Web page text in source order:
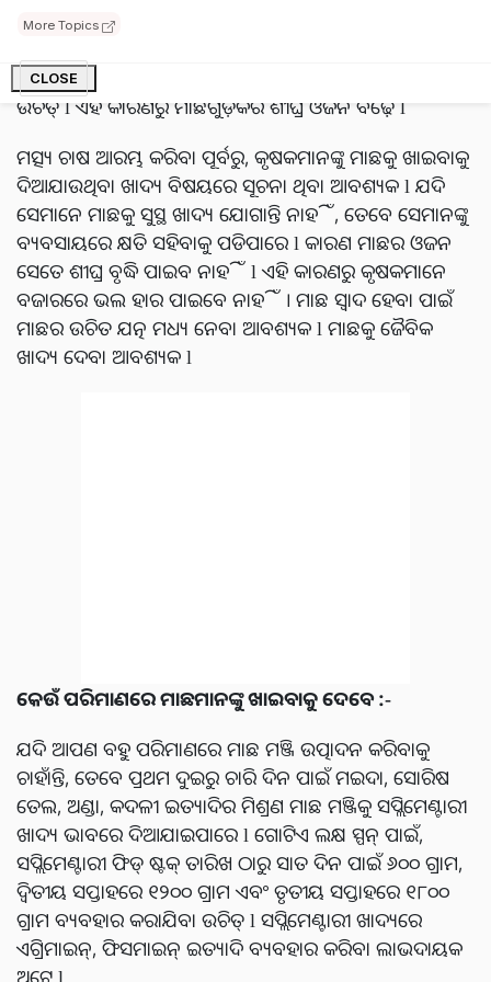
More Topics
CLOSE
ପ୍ରାକୃତିକ ଜଳର ମାଛ ଅପେକ୍ଷା କମ୍ ପୁଷ୍ଟିକର ଖାଦ୍ୟ ପାଇଥାଏ l
କୃଷକମାନେ ଗୃହପାଳିତ ପଶୁମାନଙ୍କୁ ସପ୍ଲିମେଣ୍ଟାରୀ ଖାଦ୍ୟ ଦେବା
ଉଚିତ୍ l ଏହି କାରଣରୁ ମାଛଗୁଡ଼ିକର ଶୀଘ୍ର ଓଜନ ବଢ଼େ l
ମତ୍ସ୍ୟ ଚାଷ ଆରମ୍ଭ କରିବା ପୂର୍ବରୁ, କୃଷକମାନଙ୍କୁ ମାଛକୁ ଖାଇବାକୁ
ଦିଆଯାଉଥିବା ଖାଦ୍ୟ ବିଷୟରେ ସୂଚନା ଥିବା ଆବଶ୍ୟକ l ଯଦି
ସେମାନେ ମାଛକୁ ସୁସ୍ଥ ଖାଦ୍ୟ ଯୋଗାନ୍ତି ନାହିଁ, ତେବେ ସେମାନଙ୍କୁ
ବ୍ୟବସାୟରେ କ୍ଷତି ସହିବାକୁ ପଡିପାରେ l କାରଣ ମାଛର ଓଜନ
ସେତେ ଶୀଘ୍ର ବୃଦ୍ଧି ପାଇବ ନାହିଁ l ଏହି କାରଣରୁ କୃଷକମାନେ
ବଜାରରେ ଭଲ ହାର ପାଇବେ ନାହିଁ । ମାଛ ସ୍ୱାଦ ହେବା ପାଇଁ
ମାଛର ଉଚିତ ଯତ୍ନ ମଧ୍ୟ ନେବା ଆବଶ୍ୟକ l ମାଛକୁ ଜୈବିକ
ଖାଦ୍ୟ ଦେବା ଆବଶ୍ୟକ l
କେଉଁ ପରିମାଣରେ ମାଛମାନଙ୍କୁ ଖାଇବାକୁ ଦେବେ :-
ଯଦି ଆପଣ ବହୁ ପରିମାଣରେ ମାଛ ମଞ୍ଜି ଉତ୍ପାଦନ କରିବାକୁ
ଚାହାଁନ୍ତି, ତେବେ ପ୍ରଥମ ଦୁଇରୁ ଚାରି ଦିନ ପାଇଁ ମଇଦା, ସୋରିଷ
ତେଲ, ଅଣ୍ଡା, କଦଳୀ ଇତ୍ୟାଦିର ମିଶ୍ରଣ ମାଛ ମଞ୍ଜିକୁ ସପ୍ଲିମେଣ୍ଟାରୀ
ଖାଦ୍ୟ ଭାବରେ ଦିଆଯାଇପାରେ l ଗୋଟିଏ ଲକ୍ଷ ସ୍ପନ୍ ପାଇଁ,
ସପ୍ଲିମେଣ୍ଟାରୀ ଫିଡ୍ ଷ୍ଟକ୍ ତାରିଖ ଠାରୁ ସାତ ଦିନ ପାଇଁ ୬୦୦ ଗ୍ରାମ,
ଦ୍ୱିତୀୟ ସପ୍ତାହରେ ୧୨୦୦ ଗ୍ରାମ ଏବଂ ତୃତୀୟ ସପ୍ତାହରେ ୧୮୦୦
ଗ୍ରାମ ବ୍ୟବହାର କରାଯିବା ଉଚିତ୍ l ସପ୍ଲିମେଣ୍ଟାରୀ ଖାଦ୍ୟରେ
ଏଗ୍ରିମାଇନ୍, ଫିସମାଇନ୍ ଇତ୍ୟାଦି ବ୍ୟବହାର କରିବା ଲାଭଦାୟକ